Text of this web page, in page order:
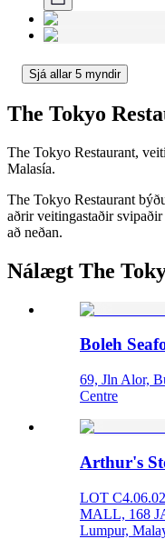
Sjá allar 5 myndir
The Tokyo
The Tokyo Restaurant,
Malasía.
The Tokyo Restaurant
aðrir veitingastaðir
að neðan.
Nálægt The
Boleh
69, Jln Alor,
Centre
Arthur's
LOT
MALL, 168
Lumpur,